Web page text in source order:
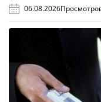
06.08.2026